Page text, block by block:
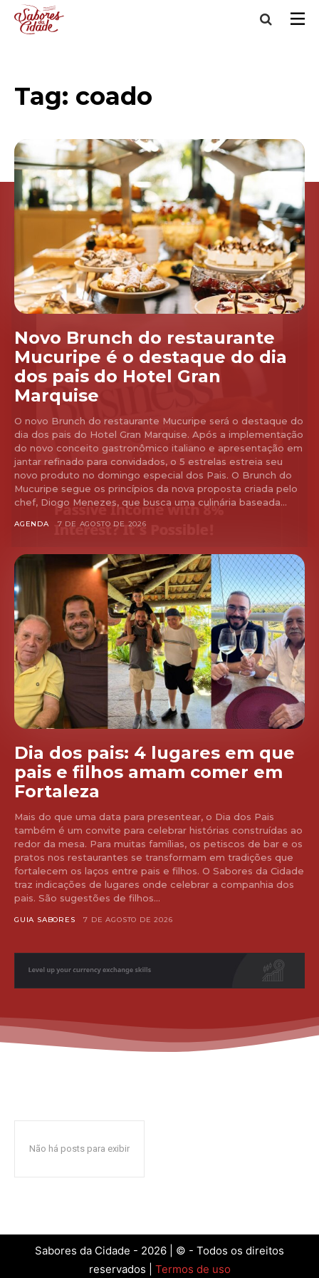
Tag: coado
Novo Brunch do restaurante
Mucuripe é o destaque do dia
dos pais do Hotel Gran
Marquise
O novo Brunch do restaurante Mucuripe será o destaque do
dia dos pais do Hotel Gran Marquise. Após a implementação
do novo conceito gastronômico italiano e apresentação em
jantar refinado para convidados, o 5 estrelas estreia seu
novo produto no domingo especial dos Pais. O Brunch do
Mucuripe segue os princípios da nova proposta criada pelo
chef, Diogo Menezes, que busca uma culinária baseada...
AGENDA 7 DE AGOSTO DE 2026
Dia dos pais: 4 lugares em que
pais e filhos amam comer em
Fortaleza
Mais do que uma data para presentear, o Dia dos Pais
também é um convite para celebrar histórias construídas ao
redor da mesa. Para muitas famílias, os petiscos de bar e os
pratos nos restaurantes se transformam em tradições que
fortalecem os laços entre pais e filhos. O Sabores da Cidade
traz indicações de lugares onde celebrar a companhia dos
pais. São sugestões de filhos...
GUIA SABORES 7 DE AGOSTO DE 2026
Não há posts para exibir
Sabores da Cidade - 2026 | © - Todos os direitos
reservados | Termos de uso